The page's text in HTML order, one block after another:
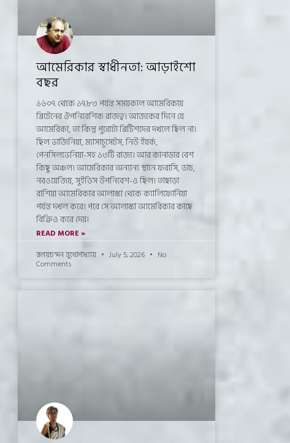
আমেরিকার স্বাধীনতা: আড়াইশো
বছর
১৬০৭ থেকে ১৭৮৩ পর্যন্ত সময়কাল আমেরিকায়
ব্রিটেনের ঔপনিবেশিক রাজত্ব। আজকের দিনে যে
আমেরিকা, তা কিন্তু পুরোটা ব্রিটিশদের দখলে ছিল না।
ছিল ভার্জিনিয়া, ম্যাসাচুসেটস, নিউ ইয়র্ক,
পেনসিলভেনিয়া-সহ ১৩টি রাজ্য। আর কানাডার বেশ
কিছু অঞ্চল। আমেরিকার অন্যান্য স্থানে ফরাসি, ডাচ,
নরওয়েজিয়, সুইডিস উপনিবেশ-ও ছিল। তাছাড়া
রাশিয়া আমেরিকার আলাস্কা থেকে ক্যালিফোর্নিয়া
পর্যন্ত দখল করে। পরে সে আলাস্কা আমেরিকার কাছে
বিক্রিও করে দেয়।
READ MORE »
মলয়চন্দন মুখোপাধ্যায়
July 5, 2026 No
Comments